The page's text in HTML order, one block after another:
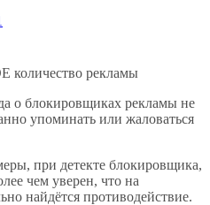
количество рекламы
о блокировщиках рекламы не
упоминать или жаловаться
при детекте блокировщика,
чем уверен, что на
найдётся противодействие.